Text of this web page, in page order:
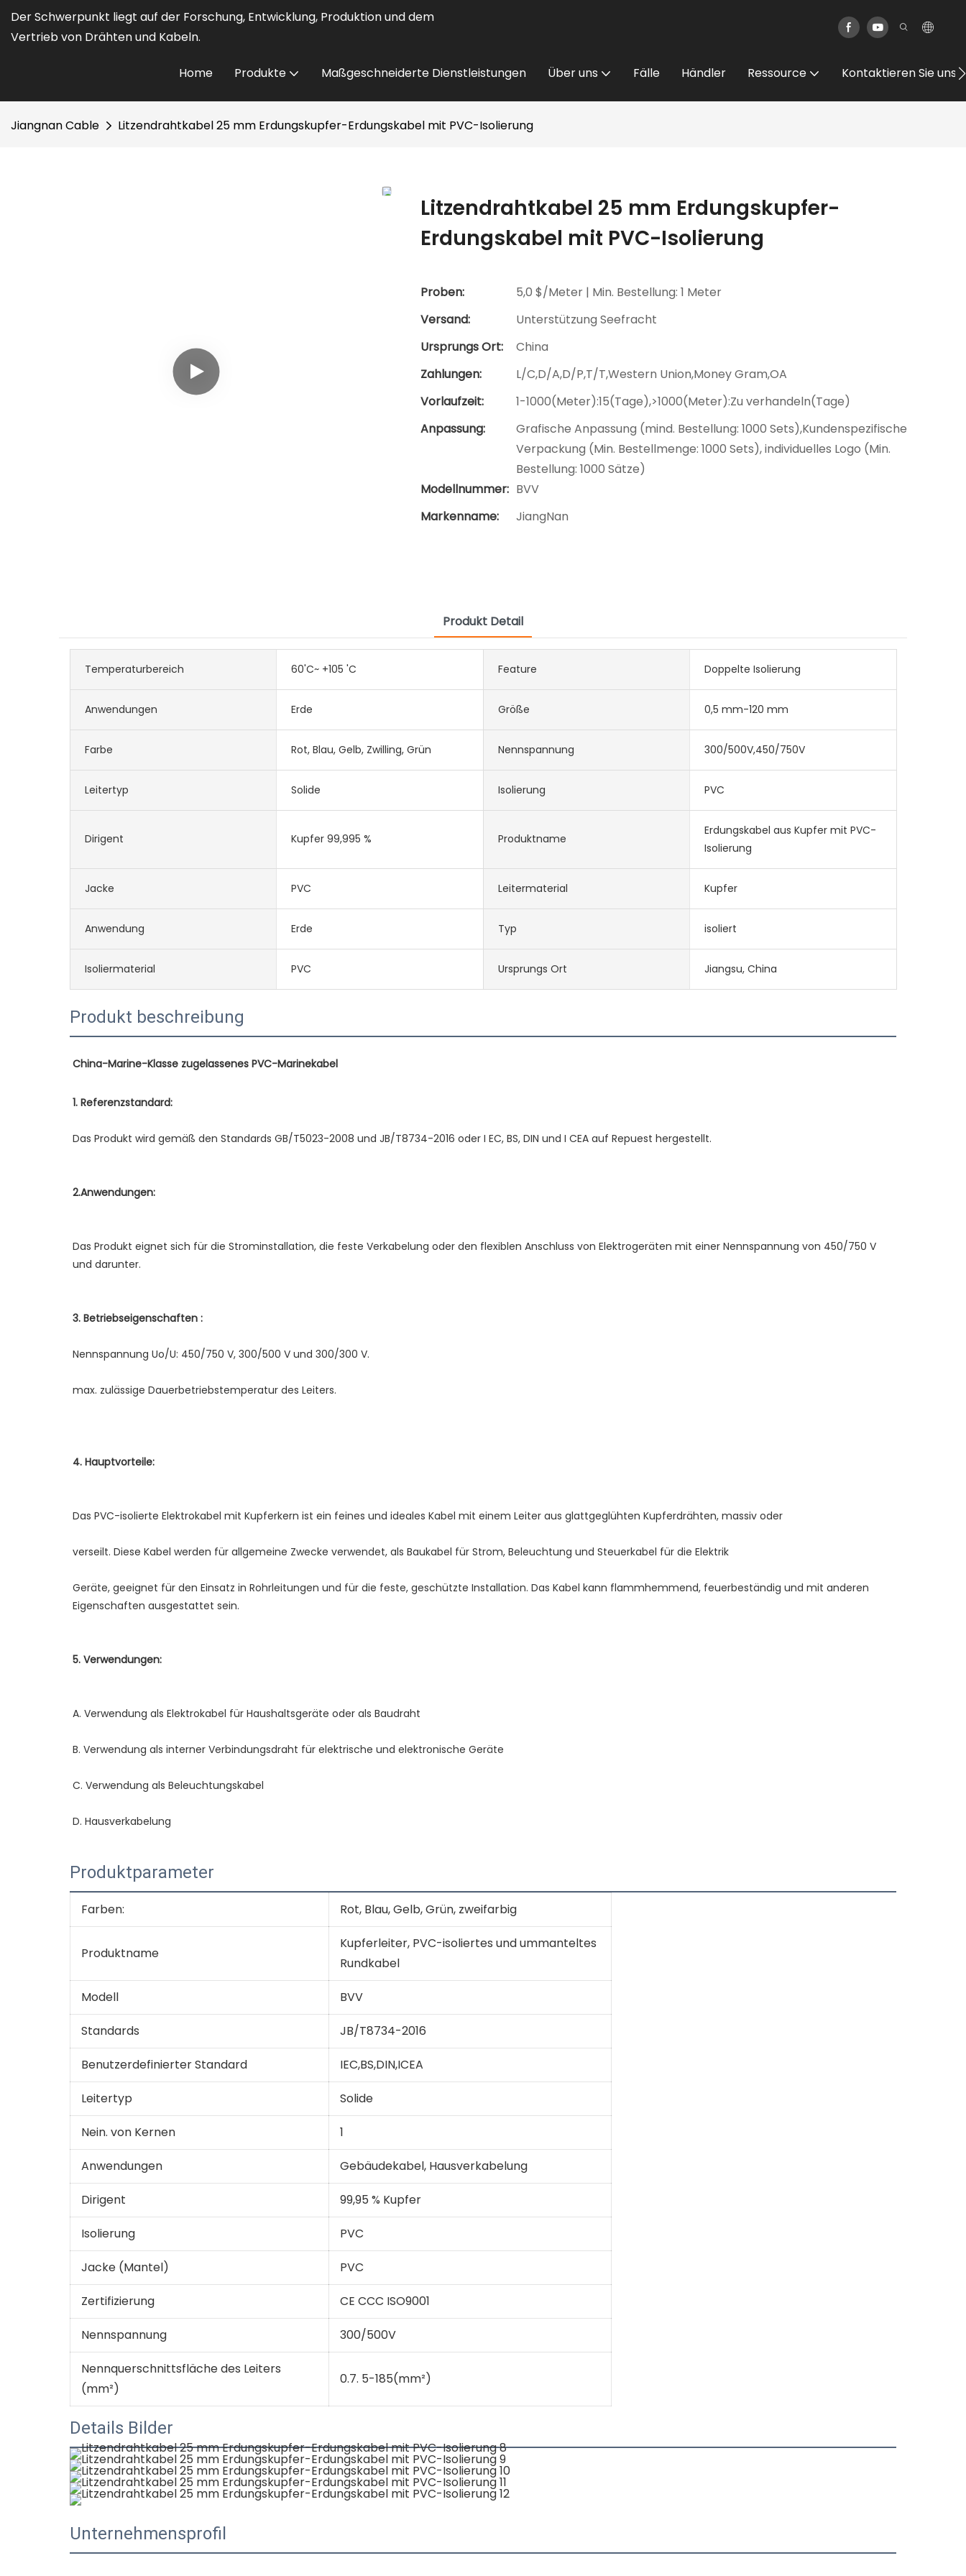
Der Schwerpunkt liegt auf der Forschung, Entwicklung, Produktion und dem
Vertrieb von Drähten und Kabeln.
Home Produkte Maßgeschneiderte Dienstleistungen Über uns Fälle Händler Ressource Kontaktieren Sie uns
Jiangnan Cable Litzendrahtkabel 25 mm Erdungskupfer-Erdungskabel mit PVC-Isolierung
Litzendrahtkabel 25 mm Erdungskupfer-
Erdungskabel mit PVC-Isolierung
Proben:
5,0 $/Meter | Min. Bestellung: 1 Meter
Versand:
Unterstützung Seefracht
Ursprungs Ort:
China
Zahlungen:
L/C,D/A,D/P,T/T,Western Union,Money Gram,OA
Vorlaufzeit:
1-1000(Meter):15(Tage),>1000(Meter):Zu verhandeln(Tage)
Anpassung:
Grafische Anpassung (mind. Bestellung: 1000 Sets),Kundenspezifische
Verpackung (Min. Bestellmenge: 1000 Sets), individuelles Logo (Min.
Bestellung: 1000 Sätze)
Modellnummer: BVV
Markenname:
JiangNan
Produkt Detail
Temperaturbereich 60'C~ +105 'C Feature Doppelte Isolierung
Anwendungen Erde Größe 0,5 mm-120 mm
Farbe Rot, Blau, Gelb, Zwilling, Grün Nennspannung 300/500V,450/750V
Leitertyp Solide Isolierung PVC
Dirigent Kupfer 99,995 % Produktname
Erdungskabel aus Kupfer mit PVC-
Isolierung
Jacke PVC Leitermaterial Kupfer
Anwendung Erde Typ isoliert
Isoliermaterial PVC Ursprungs Ort Jiangsu, China
Produkt beschreibung
Das Produkt eignet sich für die Strominstallation, die feste Verkabelung oder den flexiblen Anschluss von Elektrogeräten mit einer Nennspannung von 450/750 V
Geräte, geeignet für den Einsatz in Rohrleitungen und für die feste, geschützte Installation. Das Kabel kann flammhemmend, feuerbeständig und mit anderen
Produktparameter
Farben: Rot, Blau, Gelb, Grün, zweifarbig
Produktname
Kupferleiter, PVC-isoliertes und ummanteltes
Rundkabel
Modell BVV
Standards JB/T8734-2016
Benutzerdefinierter Standard IEC,BS,DIN,ICEA
Leitertyp Solide
Nein. von Kernen 1
Anwendungen Gebäudekabel, Hausverkabelung
Dirigent 99,95 % Kupfer
Isolierung PVC
Jacke (Mantel) PVC
Zertifizierung CE CCC ISO9001
Nennspannung 300/500V
Nennquerschnittsfläche des Leiters
(mm²)
0.7. 5-185(mm²)
Details Bilder
Unternehmensprofil